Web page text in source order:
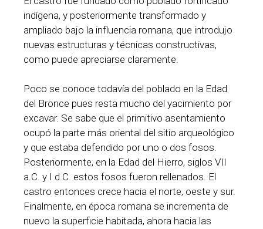
indígena, y posteriormente transformado y
ampliado bajo la influencia romana, que introdujo
nuevas estructuras y técnicas constructivas,
como puede apreciarse claramente.
Poco se conoce todavía del poblado en la Edad
del Bronce pues resta mucho del yacimiento por
excavar. Se sabe que el primitivo asentamiento
ocupó la parte más oriental del sitio arqueológico
y que estaba defendido por uno o dos fosos.
Posteriormente, en la Edad del Hierro, siglos VII
a.C. y I d.C. estos fosos fueron rellenados. El
castro entonces crece hacia el norte, oeste y sur.
Finalmente, en época romana se incrementa de
nuevo la superficie habitada, ahora hacia las